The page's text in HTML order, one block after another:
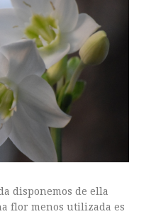
disponemos de ella
flor menos utilizada es